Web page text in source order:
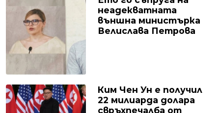
неадекватната
външна министърка
Велислава Петрова
Ким Чен Ун е получил
22 милиарда долара
свръхпечалба от